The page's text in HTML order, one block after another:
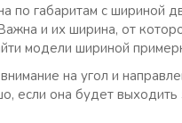
по габаритам с шириной
и их ширина, от
модели шириной
на угол и
если она будет